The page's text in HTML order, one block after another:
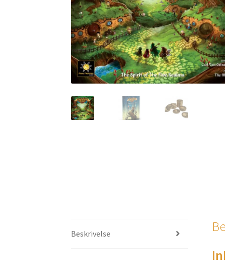
Beskrivelse